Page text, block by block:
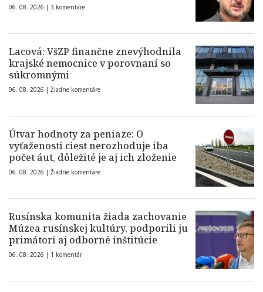
06. 08. 2026 | 3 komentáre
Lacová: VšZP finančne znevýhodnila
krajské nemocnice v porovnaní so
súkromnými
06. 08. 2026 | Žiadne komentáre
Útvar hodnoty za peniaze: O
vyťaženosti ciest nerozhoduje iba
počet áut, dôležité je aj ich zloženie
06. 08. 2026 | Žiadne komentáre
Rusínska komunita žiada zachovanie
Múzea rusínskej kultúry, podporili ju
primátori aj odborné inštitúcie
06. 08. 2026 | 1 komentár